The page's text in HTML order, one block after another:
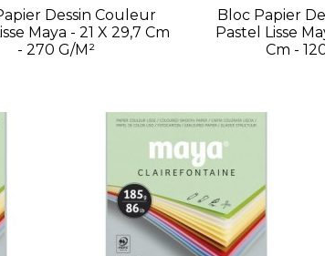
Dessin Couleur
Maya - 21 X 29,7 Cm
- 270 G/m²
Bloc Papier
Pastel Lisse
Cm -